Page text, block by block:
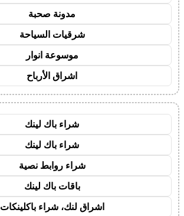
مدونة صحبة
شرقيات السياحة
موسوعة انوار
اشراق الأرباح
شراء باك لينك
شراء باك لينك
شراء روابط نصية
باقات باك لينك
اشراق لنك، شراء باكلينكات